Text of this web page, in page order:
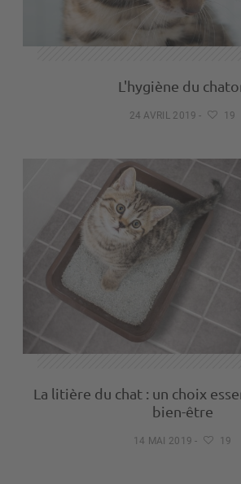
L'hygiène du
24 AVRIL 2019 - 19
La litière du chat : un choix
bien-être
14 MAI 2019 - 19